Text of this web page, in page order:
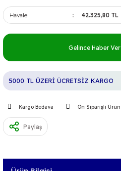
Havale 42.325,80 TL
Gelince Haber Ver
5000 TL ÜZERİ ÜCRETSİZ KARGO
Kargo Bedava Ön Siparişli Ürün
Paylaş